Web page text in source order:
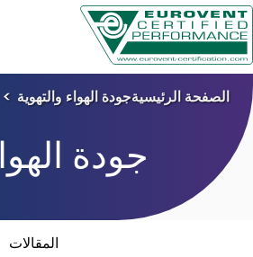
الرئيسيةجودة الهواء والتهوية
جودة
المقالات